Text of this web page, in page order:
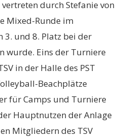
durch Stefanie von
Mixed-Runde im
und 8. Platz bei der
wurde. Eins der Turniere
in der Halle des PST
Beachplätze
für Camps und Turniere
Hauptnutzen der Anlage
Mitgliedern des TSV